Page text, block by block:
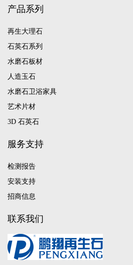
产品系列
再生大理石
石英石系列
水磨石板材
人造玉石
水磨石卫浴家具
艺术片材
3D 石英石
服务支持
检测报告
安装支持
招商信息
联系我们